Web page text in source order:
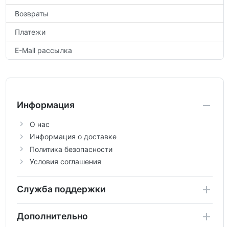
Возвраты
Платежи
E-Mail рассылка
Информация
О нас
Информация о доставке
Политика безопасности
Условия соглашения
Служба поддержки
Дополнительно